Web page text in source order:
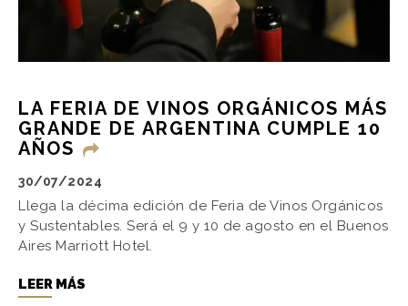
LA FERIA DE VINOS ORGÁNICOS MÁS
GRANDE DE ARGENTINA CUMPLE 10
AÑOS
30/07/2024
Llega la décima edición de Feria de Vinos Orgánicos
y Sustentables. Será el 9 y 10 de agosto en el Buenos
Aires Marriott Hotel.
LEER MÁS